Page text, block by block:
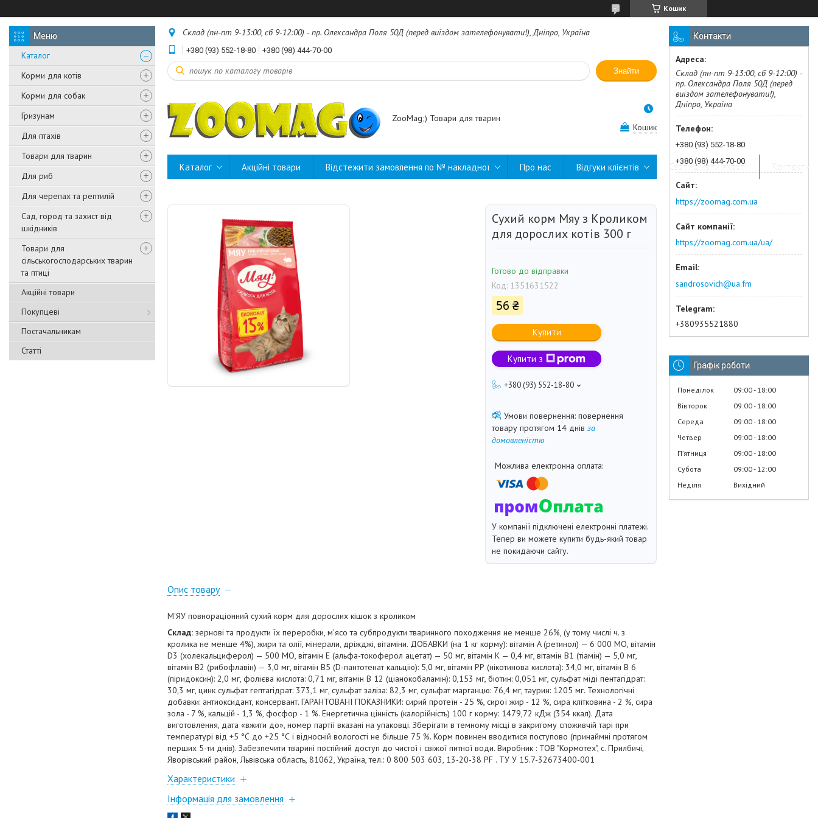
Кошик
Каталог
Корми для котів
Корми для собак
Гризунам
Для птахів
Товари для тварин
Для риб
Для черепах та рептилій
Сад, город та захист від
шкідників
Товари для
сільськогосподарських тварин
та птиці
Акційні товари
Покупцеві
Постачальникам
Статті
Склад (пн-пт 9-13:00, сб 9-12:00) - пр. Олександра Поля 50Д (перед виїздом зателефонувати!), Дніпро, Україна
+380 (93) 552-18-80 +380 (98) 444-70-00
Знайти
ZooMag;) Товари для тварин
Кошик
Каталог Акційні товари Відстежити замовлення по № накладної Про нас Відгуки клієнтів Сертифікати якості Контакти
Сухий корм Мяу з Кроликом
для дорослих котів 300 г
Готово до відправки
Код: 1351631522
56 ₴
Купити
Купити з
+380 (93) 552-18-80
повернення
товару протягом 14 днів за
домовленістю
У компанії підключені електронні платежі.
Тепер ви можете купити будь-який товар
не покидаючи сайту.
Опис товару
М'ЯУ повнораціонний сухий корм для дорослих кішок з кроликом
Склад: зернові та продукти їх переробки, м'ясо та субпродукти тваринного походження не менше 26%, (у тому числі ч. з
кролика не менше 4%), жири та олії, мінерали, дріжджі, вітаміни. ДОБАВКИ (на 1 кг корму): вітамін A (ретинол) — 6 000 МО, вітамін
D3 (холекальциферол) — 500 МО, вітамін E (альфа-токоферол ацетат) — 50 мг, вітамін K — 0,4 мг, вітамін B1 (тіамін) — 5,0 мг,
вітамін B2 (рибофлавін) — 3,0 мг, вітамін B5 (D-пантотенат кальцію): 5,0 мг, вітамін РР (нікотинова кислота): 34,0 мг, вітамін В 6
(піридоксин): 2,0 мг, фолієва кислота: 0,71 мг, вітамін В 12 (ціанокобаламін): 0,153 мг, біотин: 0,051 мг, сульфат міді пентагідрат:
30,3 мг, цинк сульфат гептагідрат: 373,1 мг, сульфат заліза: 82,3 мг, сульфат марганцю: 76,4 мг, таурин: 1205 мг. Технологічні
добавки: антиоксидант, консервант. ГАРАНТОВАНІ ПОКАЗНИКИ: сирий протеїн - 25 %, сирої жир - 12 %, сира клітковина - 2 %, сира
зола - 7 %, кальцій - 1,3 %, фосфор - 1 %. Енергетична цінність (калорійність) 100 г корму: 1479,72 кДж (354 ккал). Дата
виготовлення, дата «вжити до», номер партії вказані на упаковці. Зберігати в темному місці в закритому споживчій тарі при
температурі від +5 °С до +25 °С і відносній вологості не більше 75 %. Корм повинен вводитися поступово (принаймні протягом
перших 5-ти днів). Забезпечити тварині постійний доступ до чистої і свіжої питної води. Виробник : ТОВ "Кормотех", с. Прилбичі,
Яворівський район, Львівська область, 81062, Україна, тел.: 0 800 503 603, 13-20-38 PF . ТУ У 15.7-32673400-001
Характеристики
Інформація для замовлення
Контакти
Склад (пн-пт 9-13:00, сб 9-12:00) -
пр. Олександра Поля 50Д (перед
виїздом зателефонувати!),
Дніпро, Україна
+380 (93) 552-18-80
+380 (98) 444-70-00
https://zoomag.com.ua
https://zoomag.com.ua/ua/
sandrosovich@ua.fm
+380935521880
Графік роботи
Понеділок 09:00 18:00
Вівторок
09:00 18:00
Середа
09:00 18:00
Четвер
09:00 18:00
Пʼятниця
09:00 18:00
Субота
09:00 12:00
Неділя
Вихідний